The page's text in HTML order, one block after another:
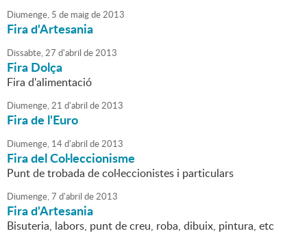
Diumenge, 5 de maigde2013
Fira d'Artesania
Dissabte,27 d'abril de2013
Fira Dolça
Fira d'alimentació
Diumenge,21 d'abril de2013
Fira de l'Euro
Diumenge, 14d'abril de2013
Fira del Col·leccionisme
Punt de trobada de col·leccionistes i particulars
Diumenge,7 d'abril de2013
Fira d'Artesania
Bisuteria, labors, punt de creu, roba, dibuix, pintura, etc